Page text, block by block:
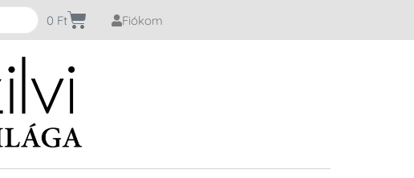
0 Ft Fiókom